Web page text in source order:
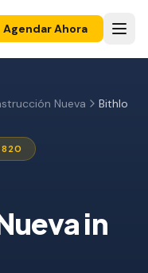
Agendar Ahora
Nueva Bithlo
in